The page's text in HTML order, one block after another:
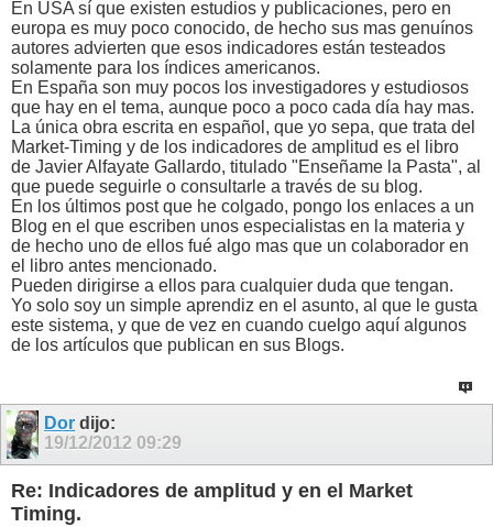
En USA sí que existen estudios y publicaciones, pero en
europa es muy poco conocido, de hecho sus mas genuínos
autores advierten que esos indicadores están testeados
solamente para los índices americanos.
En España son muy pocos los investigadores y estudiosos
que hay en el tema, aunque poco a poco cada día hay mas.
La única obra escrita en español, que yo sepa, que trata del
Market-Timing y de los indicadores de amplitud es el libro
de Javier Alfayate Gallardo, titulado "Enseñame la Pasta", al
que puede seguirle o consultarle a través de su blog.
En los últimos post que he colgado, pongo los enlaces a un
Blog en el que escriben unos especialistas en la materia y
de hecho uno de ellos fué algo mas que un colaborador en
el libro antes mencionado.
Pueden dirigirse a ellos para cualquier duda que tengan.
Yo solo soy un simple aprendiz en el asunto, al que le gusta
este sistema, y que de vez en cuando cuelgo aquí algunos
de los artículos que publican en sus Blogs.
Dor dijo:
19/12/2012 09:29
Re: Indicadores de amplitud y en el Market
Timing.